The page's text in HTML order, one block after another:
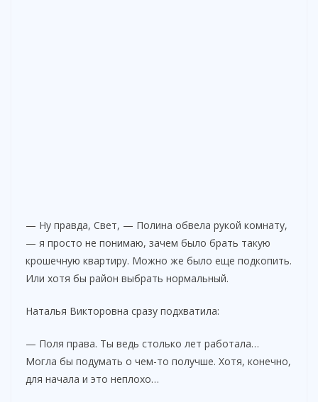
— Ну правда, Свет, — Полина обвела рукой комнату,
— я просто не понимаю, зачем было брать такую
крошечную квартиру. Можно же было еще подкопить.
Или хотя бы район выбрать нормальный.
Наталья Викторовна сразу подхватила:
— Поля права. Ты ведь столько лет работала…
Могла бы подумать о чем-то получше. Хотя, конечно,
для начала и это неплохо…